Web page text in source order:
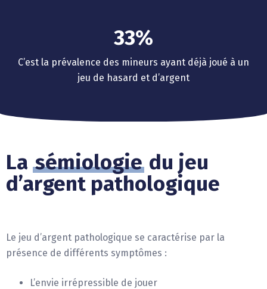
6
7
8
3
4
5
7
9
3
4
5
7
9
%
C’est la prévalence des mineurs ayant déjà joué à un
jeu de hasard et d’argent
La sémiologie du jeu
d’argent pathologique
Le jeu d’argent pathologique se caractérise par la
présence de différents symptômes :
L’envie irrépressible de jouer